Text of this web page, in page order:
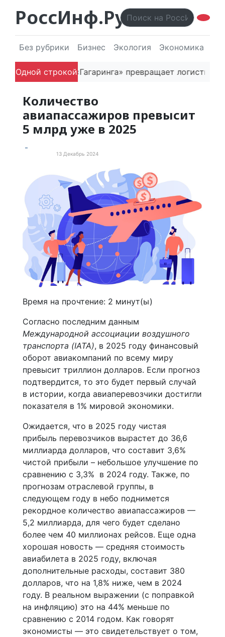
РоссИнф.Ру
Без рубрики Бизнес Экология Экономика
Одной строкой
«Гагаринга» превращает логистическую
Количество
авиапассажиров превысит
5 млрд уже в 2025
13 Декабрь 2024
Время на прочтение: 2 минут(ы)
Согласно последним данным
Международной ассоциации воздушного
транспорта (IATA), в 2025 году финансовый
оборот авиакомпаний по всему миру
превысит триллион долларов. Если прогноз
подтвердится, то это будет первый случай
в истории, когда авиаперевозчики достигли
показателя в 1% мировой экономики.
Ожидается, что в 2025 году чистая
прибыль перевозчиков вырастет до 36,6
миллиарда долларов, что составит 3,6%
чистой прибыли – небольшое улучшение по
сравнению с 3,3% в 2024 году. Также, по
прогнозам отраслевой группы, в
следующем году в небо поднимется
рекордное количество авиапассажиров —
5,2 миллиарда, для чего будет сделано
более чем 40 миллионах рейсов. Еще одна
хорошая новость — средняя стоимость
авиабилета в 2025 году, включая
дополнительные расходы, составит 380
долларов, что на 1,8% ниже, чем в 2024
году. В реальном выражении (с поправкой
на инфляцию) это на 44% меньше по
сравнению с 2014 годом. Как говорят
экономисты — это свидетельствует о том,